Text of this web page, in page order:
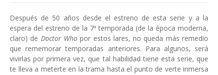
Después de 50 años desde el estreno de esta serie y a la
espera del estreno de la 7ª temporada (de la época moderna,
claro) de Doctor Whopor estos lares, no queda más remedio
que rememorar temporadas anteriores. Para algunos, será
vivirlas por primera vez, que tal habilidad tiene esta serie, que
te lleva a meterte en la trama hasta el punto de verte inmersa